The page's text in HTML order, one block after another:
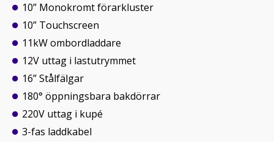
10” Monokromt förarkluster
10” Touchscreen
11kW ombordladdare
12V uttag i lastutrymmet
16” Stålfälgar
180° öppningsbara bakdörrar
220V uttag i kupé
3-fas laddkabel